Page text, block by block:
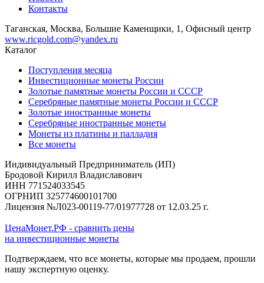
Контакты
Таганская, Москва, Большие Каменщики, 1, Офисный центр
www.ricgold.com@yandex.ru
Каталог
Поступления месяца
Инвестиционные монеты России
Золотые памятные монеты России и СССР
Серебряные памятные монеты России и СССР
Золотые иностранные монеты
Серебряные иностранные монеты
Монеты из платины и палладия
Все монеты
Индивидуальный Предприниматель (ИП)
Бродовой Кирилл Владиславович
ИНН 771524033545
ОГРНИП 325774600101700
Лицензия №Л023-00119-77/01977728 от 12.03.25 г.
ЦенаМонет.РФ - сравнить цены
на инвестиционные монеты
Подтверждаем, что все монеты, которые мы продаем, прошли
нашу экспертную оценку.